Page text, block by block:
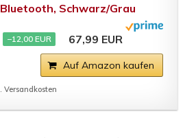
Schwarz/Grau
−12,00 EUR 67,99 EUR
Auf Amazon kaufen
Versandkosten